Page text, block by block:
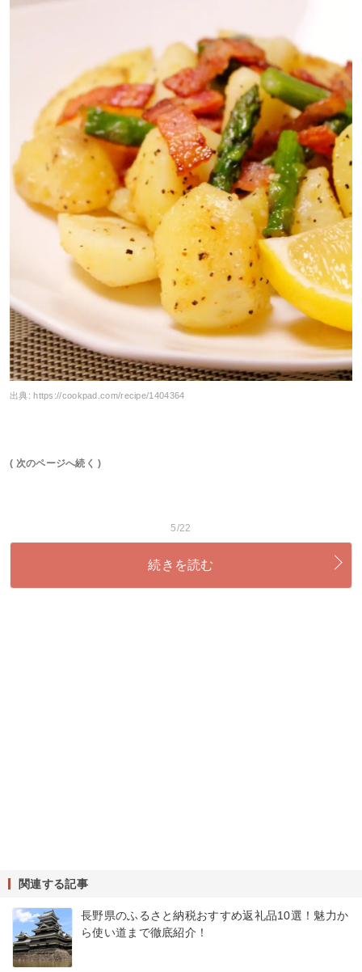
出典:https://cookpad.com/recipe/1404364
( 次のページへ続く )
5/22
続きを読む
関連する記事
長野県のふるさと納税おすすめ返礼品10選！魅力か
ら使い道まで徹底紹介！